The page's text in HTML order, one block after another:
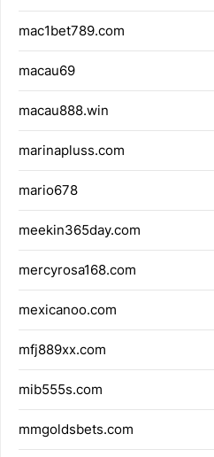
mac1bet789.com
macau69
macau888.win
marinapluss.com
mario678
meekin365day.com
mercyrosa168.com
mexicanoo.com
mfj889xx.com
mib555s.com
mmgoldsbets.com